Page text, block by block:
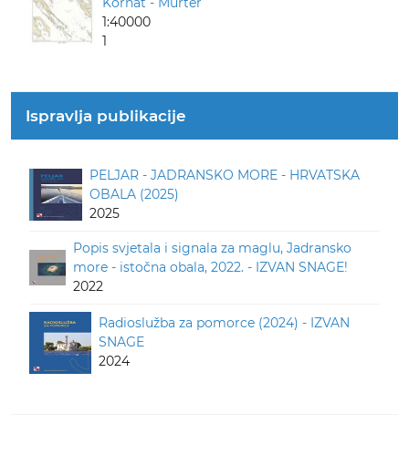
1:40000
1
Ispravlja publikacije
PELJAR - JADRANSKO MORE - HRVATSKA
OBALA (2025)
2025
Popis svjetala i signala za maglu, Jadransko
more - istočna obala, 2022. - IZVAN SNAGE!
2022
Radioslužba za pomorce (2024) - IZVAN
SNAGE
2024